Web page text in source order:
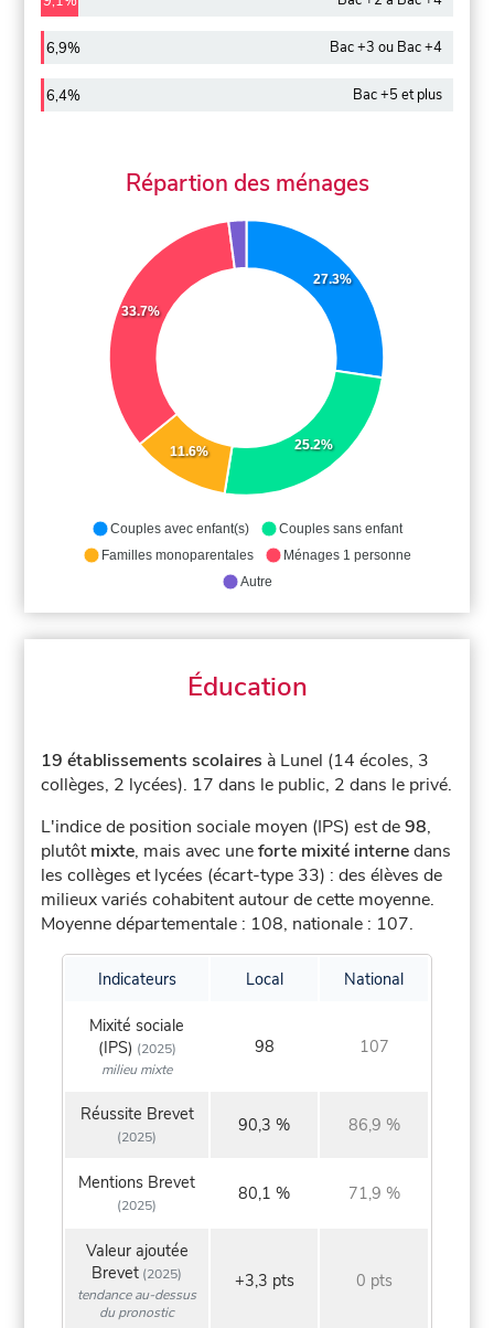
6,9% Bac +3 ou Bac +4
6,4% Bac +5 et plus
Répartion des ménages
27.3%
25.2%
11.6%
33.7%
Couples avec enfant(s)
Couples sans enfant
Familles monoparentales
Ménages 1 personne
Autre
Éducation
19 établissements scolaires à Lunel (14 écoles, 3
collèges, 2 lycées). 17 dans le public, 2 dans le privé.
L'indice de position sociale moyen (IPS) est de98,
plutôtmixte, mais avec uneforte mixité internedans
les collèges et lycées (écart-type 33) : des élèves de
milieux variés cohabitent autour de cette moyenne.
Moyenne départementale : 108, nationale : 107.
Indicateurs Local National
Mixité sociale
(IPS) (2025)
milieu mixte
98 107
Réussite Brevet
(2025)
90,3 % 86,9 %
Mentions Brevet
(2025)
80,1 % 71,9 %
Valeur ajoutée
Brevet (2025)
tendance au-dessus
du pronostic
+3,3 pts 0 pts